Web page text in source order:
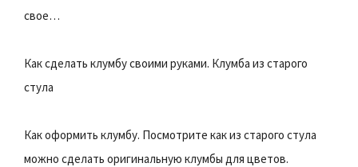
свое…
Как сделать клумбу своими руками. Клумба из старого
стула
Как оформить клумбу. Посмотрите как из старого стула
можно сделать оригинальную клумбы для цветов.